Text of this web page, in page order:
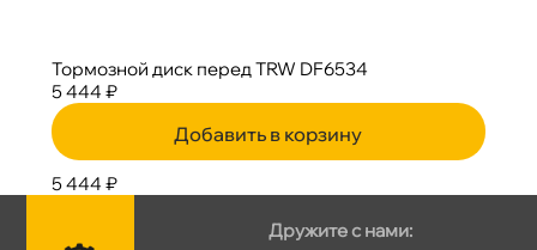
Тормозной диск перед TRW DF6534
5 444 ₽
Добавить в корзину
5 444 ₽
Дружите с нами: